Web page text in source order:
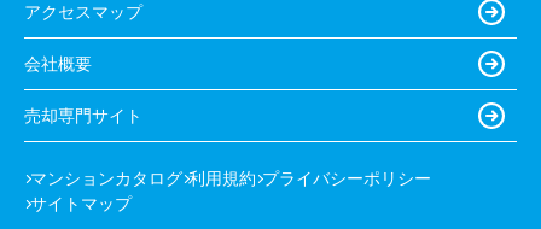
アクセスマップ
会社概要
売却専門サイト
マンションカタログ 利用規約 プライバシーポリシー
サイトマップ